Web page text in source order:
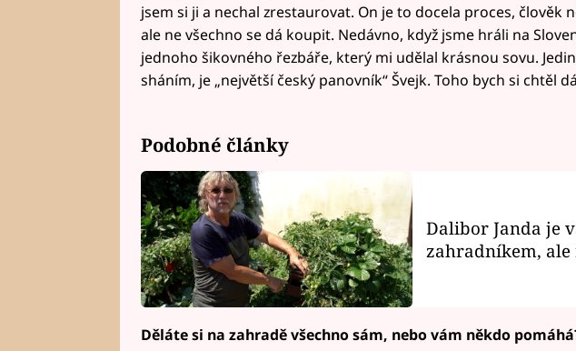
jsem si ji a nechal zrestaurovat. On je to docela proces, člověk
ale ne všechno se dá koupit. Nedávno, když jsme hráli na
jednoho šikovného řezbáře, který mi udělal krásnou sovu.
sháním, je „největší český panovník“ Švejk. Toho bych si chtěl
Podobné články
Dalibor Janda je
zahradníkem, ale
Děláte si na zahradě všechno sám, nebo vám někdo